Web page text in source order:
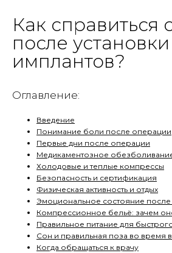
Как справиться
после
имплантов?
Оглавление:
Введение
Понимание боли после операции
Первые дни после операции
Медикаментозное
Холодовые и теплые компрессы
Безопасность и сертификация
Физическая активность и отдых
Эмоциональное состояние
Компрессионное бельё: зачем
Правильное питание для
Сон и правильная поза во время
Когда обращаться к врачу